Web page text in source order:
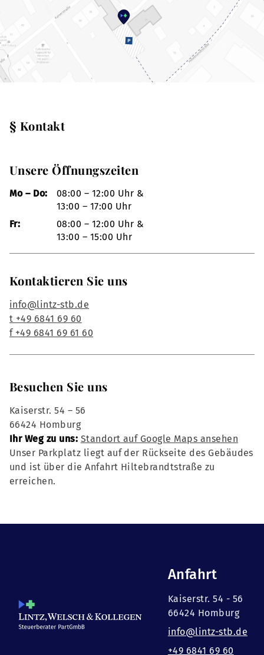
§ Kontakt
Unsere Öffnungszeiten
Mo – Do:
08:00 – 12:00 Uhr &
13:00 – 17:00 Uhr
Fr:
08:00 – 12:00 Uhr &
13:00 – 15:00 Uhr
Kontaktieren Sie uns
info@lintz-stb.de
t +49 6841 69 60
f +49 6841 69 61 60
Besuchen Sie uns
Kaiserstr. 54 – 56
66424 Homburg
Ihr Weg zu uns: Standort auf Google Maps ansehen
Unser Parkplatz liegt auf der Rückseite des Gebäudes
und ist über die Anfahrt Hiltebrandtstraße zu
erreichen.
Anfahrt
Kaiserstr. 54 - 56
66424 Homburg
info@lintz-stb.de
+49 6841 69 60